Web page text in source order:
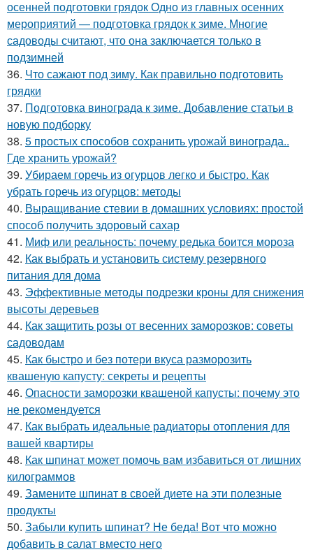
осенней подготовки грядок Одно из главных осенних
мероприятий — подготовка грядок к зиме. Многие
садоводы считают, что она заключается только в
подзимней
36. Что сажают под зиму. Как правильно подготовить
грядки
37. Подготовка винограда к зиме. Добавление статьи в
новую подборку
38. 5 простых способов сохранить урожай винограда..
Где хранить урожай?
39. Убираем горечь из огурцов легко и быстро. Как
убрать горечь из огурцов: методы
40. Выращивание стевии в домашних условиях: простой
способ получить здоровый сахар
41. Миф или реальность: почему редька боится мороза
42. Как выбрать и установить систему резервного
питания для дома
43. Эффективные методы подрезки кроны для снижения
высоты деревьев
44. Как защитить розы от весенних заморозков: советы
садоводам
45. Как быстро и без потери вкуса разморозить
квашеную капусту: секреты и рецепты
46. Опасности заморозки квашеной капусты: почему это
не рекомендуется
47. Как выбрать идеальные радиаторы отопления для
вашей квартиры
48. Как шпинат может помочь вам избавиться от лишних
килограммов
49. Замените шпинат в своей диете на эти полезные
продукты
50. Забыли купить шпинат? Не беда! Вот что можно
добавить в салат вместо него